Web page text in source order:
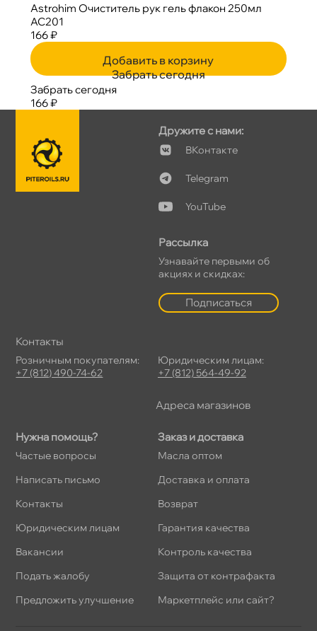
Astrohim Очиститель рук гель флакон 250мл
AC201
166 ₽
Добавить в корзину
Забрать сегодня
Забрать сегодня
166 ₽
Нужна помощь?
Частые вопросы
Написать письмо
Контакты
Юридическим лицам
акансии
Подать жалобу
Предложить улучшение
Заказ и доставка
Масла оптом
Доставка и оплата
озврат
Гарантия качества
Контроль качества
Защита от контрафакта
Маркетплейс или сайт?
Дружите с нами:
Контакте
Telegram
YouTube
Рассылка
Узнавайте первыми о
акциях и скидках:
Подписаться
Контакты
Розничным покупателям:
+7 (812) 490-74-62
Юридическим лицам:
+7 (812) 564-49-92
Адреса магазино